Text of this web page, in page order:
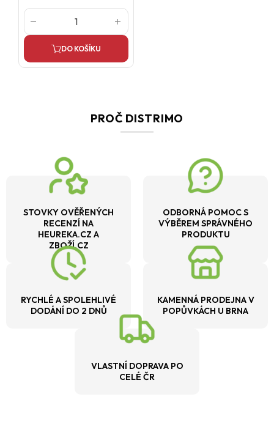
DO KOŠÍKU
PROČ DISTRIMO
STOVKY OVĚŘENÝCH
RECENZÍ NA
HEUREKA.CZ A
ZBOŽÍ.CZ
ODBORNÁ POMOC S
VÝBĚREM SPRÁVNÉHO
PRODUKTU
RYCHLÉ A SPOLEHLIVÉ
DODÁNÍ DO 2 DNŮ
KAMENNÁ PRODEJNA V
POPŮVKÁCH U BRNA
VLASTNÍ DOPRAVA PO
CELÉ ČR